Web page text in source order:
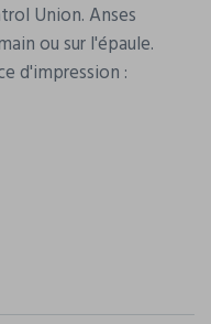
Union. Anses
ou sur l'épaule.
d'impression :